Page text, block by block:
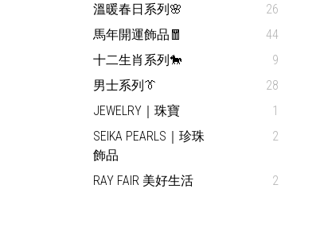
溫暖春日系列🌸
26
馬年開運飾品🧧
44
十二生肖系列🐎
9
男士系列👔
28
JEWELRY｜珠寶
1
SEIKA PEARLS｜珍珠
飾品
2
RAY FAIR 美好生活 2